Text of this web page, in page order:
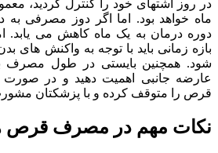
در روز اشتهای خود را کنترل کردید،
ماه خواهد بود. اما اگر دوز مصرفی به
دوره درمان به یک ماه کاهش می یابد.
بازه زمانی باید با توجه به واکنش های
شود. همچنین بایستی در طول مصرف
عارضه جانبی اهمیت دهید و در
قرص را متوقف کرده و با پزشکتان
نکات مهم در مصرف قرص